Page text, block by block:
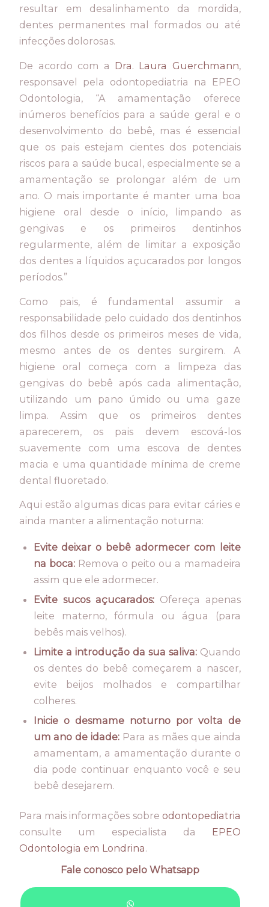
resultar em desalinhamento da mordida,
dentes permanentes mal formados ou até
infecções dolorosas.
De acordo com a Dra. Laura Guerchmann,
responsavel pela odontopediatria na EPEO
Odontologia, “A amamentação oferece
inúmeros benefícios para a saúde geral e o
desenvolvimento do bebê, mas é essencial
que os pais estejam cientes dos potenciais
riscos para a saúde bucal, especialmente se a
amamentação se prolongar além de um
ano. O mais importante é manter uma boa
higiene oral desde o início, limpando as
gengivas e os primeiros dentinhos
regularmente, além de limitar a exposição
dos dentes a líquidos açucarados por longos
períodos.”
Como pais, é fundamental assumir a
responsabilidade pelo cuidado dos dentinhos
dos filhos desde os primeiros meses de vida,
mesmo antes de os dentes surgirem. A
higiene oral começa com a limpeza das
gengivas do bebê após cada alimentação,
utilizando um pano úmido ou uma gaze
limpa. Assim que os primeiros dentes
aparecerem, os pais devem escová-los
suavemente com uma escova de dentes
macia e uma quantidade mínima de creme
dental fluoretado.
Aqui estão algumas dicas para evitar cáries e
ainda manter a alimentação noturna:
Evite deixar o bebê adormecer com leite
na boca:Remova o peito ou a mamadeira
assim que ele adormecer.
Evite sucos açucarados:Ofereça apenas
leite materno, fórmula ou água (para
bebês mais velhos).
Limite a introdução da sua saliva:Quando
os dentes do bebê começarem a nascer,
evite beijos molhados e compartilhar
colheres.
Inicie o desmame noturno por volta de
um ano de idade: Para as mães que ainda
amamentam, a amamentação durante o
dia pode continuar enquanto você e seu
bebê desejarem.
Para mais informações sobre odontopediatria
consulte um especialista da EPEO
Odontologia em Londrina.
Fale conosco pelo Whatsapp